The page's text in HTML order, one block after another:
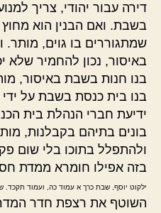
דירה עבור יהודי, צריך
בשבת. ואם הבנין הוא מחוץ
שמתגוררים בו גוים,
באיסור, נכון להחמיר שלא
בנו חנות בשבת באיסור,
בנו בית כנסת בשבת על ידי
ידיעת חברי הנהלת בית
בונים בתיהם בקבלנות,
ולהתפלל בתוכו בלי שום
בזה אפילו חומרא ממדת
ילקוט יוסף, שבת כרך א עמוד כה, ועמוד תקכד.
השוטף את רצפת חדר